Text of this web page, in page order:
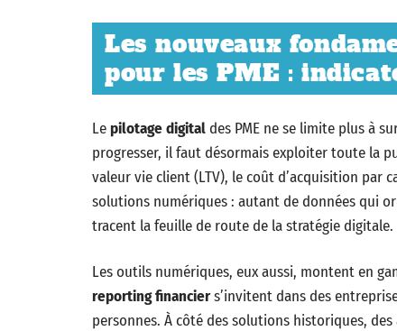
Les nouveaux
pour les PME :
Lepilotage digitaldes PME ne se limite plus à
progresser, il faut désormais exploiter toute la
valeur vie client (LTV), le coût d’acquisition par
solutions numériques : autant de données qui
tracent la feuille de route de la stratégie digitale.
Les outils numériques, eux aussi, montent en
reporting financiers’invitent dans des
personnes. À côté des solutions historiques,